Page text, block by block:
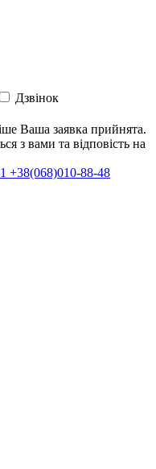
Дзвінок
Ваша заявка прийнята.
з вами та відповість на
+38(068)010-88-48